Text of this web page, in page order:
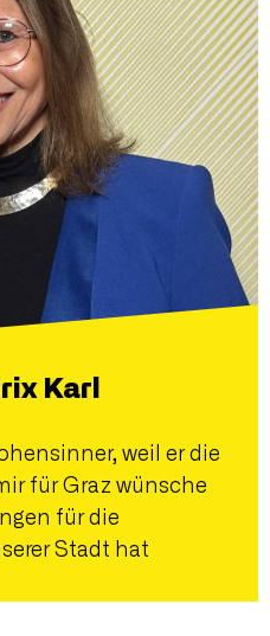
Karl
weil er die
für Graz wünsche
für die
Stadt hat